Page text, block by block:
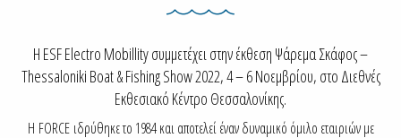
Η ESF Electro Mobillity συμμετέχει στην έκθεση Ψάρεμα Σκάφος –
Thessaloniki Boat & Fishing Show 2022, 4 – 6 Νοεμβρίου, στο Διεθνές
Εκθεσιακό Κέντρο Θεσσαλονίκης.
Η FΟRCE ιδρύθηκε το 1984 και αποτελεί έναν δυναμικό όμιλο εταιριών με